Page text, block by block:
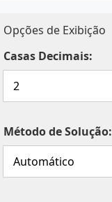
Opções de Exibição
Casas Decimais:
Método de Solução: